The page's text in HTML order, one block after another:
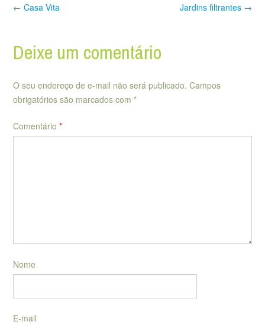
Post
Jardins filtrantes →
← Casa Vita
Deixe um comentário
O seu endereço de e-mail não será publicado. Campos
obrigatórios são marcados com *
Comentário *
Nome
E-mail